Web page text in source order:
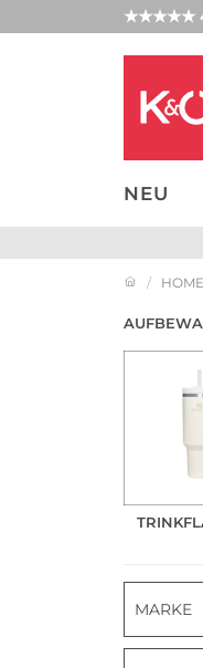
★★★★★
NEU
NEW IN
HOME
MARKE